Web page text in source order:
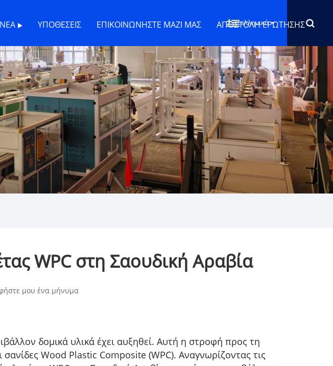
ΝΈΑ ΥΠΟΘΈΣΕΙΣ ΕΠΙΚΟΙΝΩΝΉΣΤΕ ΜΑΖΊ ΜΑΣ ΑΠΟΣΤΟΛΉ ΕΡΏΤΗΣΗΣ
ελληνικά
WPC στη Σαουδική Αραβία
μου ένα μήνυμα
δομικά υλικά έχει αυξηθεί. Αυτή η στροφή προς τη
Wood Plastic Composite (WPC). Αναγνωρίζοντας τις